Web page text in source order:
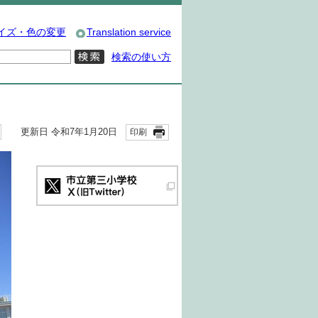
ズ・色の変更 Translation service
検索の使い方
更新日 令和7年1月20日 印刷